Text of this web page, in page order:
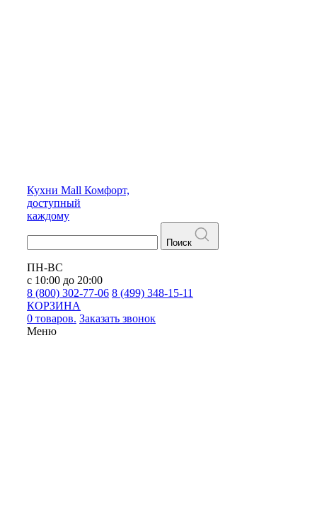
Кухни Mall Комфорт,
доступный
каждому
Поиск
ПН-ВС
с 10:00 до 20:00
8 (800) 302-77-06 8 (499) 348-15-11
КОРЗИНА
0 товаров. Заказать звонок
Меню